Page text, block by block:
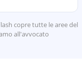
copre tutte le aree del
all'avvocato